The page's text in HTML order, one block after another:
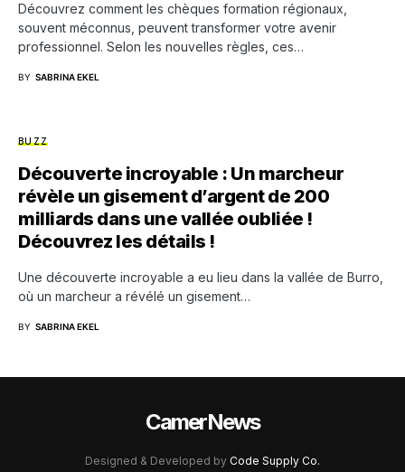
Découvrez comment les chèques formation régionaux,
souvent méconnus, peuvent transformer votre avenir
professionnel. Selon les nouvelles règles, ces…
BY SABRINA EKEL
BUZZ
Découverte incroyable : Un marcheur
révèle un gisement d’argent de 200
milliards dans une vallée oubliée !
Découvrez les détails !
Une découverte incroyable a eu lieu dans la vallée de Burro,
où un marcheur a révélé un gisement…
BY SABRINA EKEL
CamerNews
Designed & Developed by Code Supply Co.